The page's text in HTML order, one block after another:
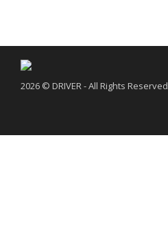
2026 © DRIVER - All Rights Reserved